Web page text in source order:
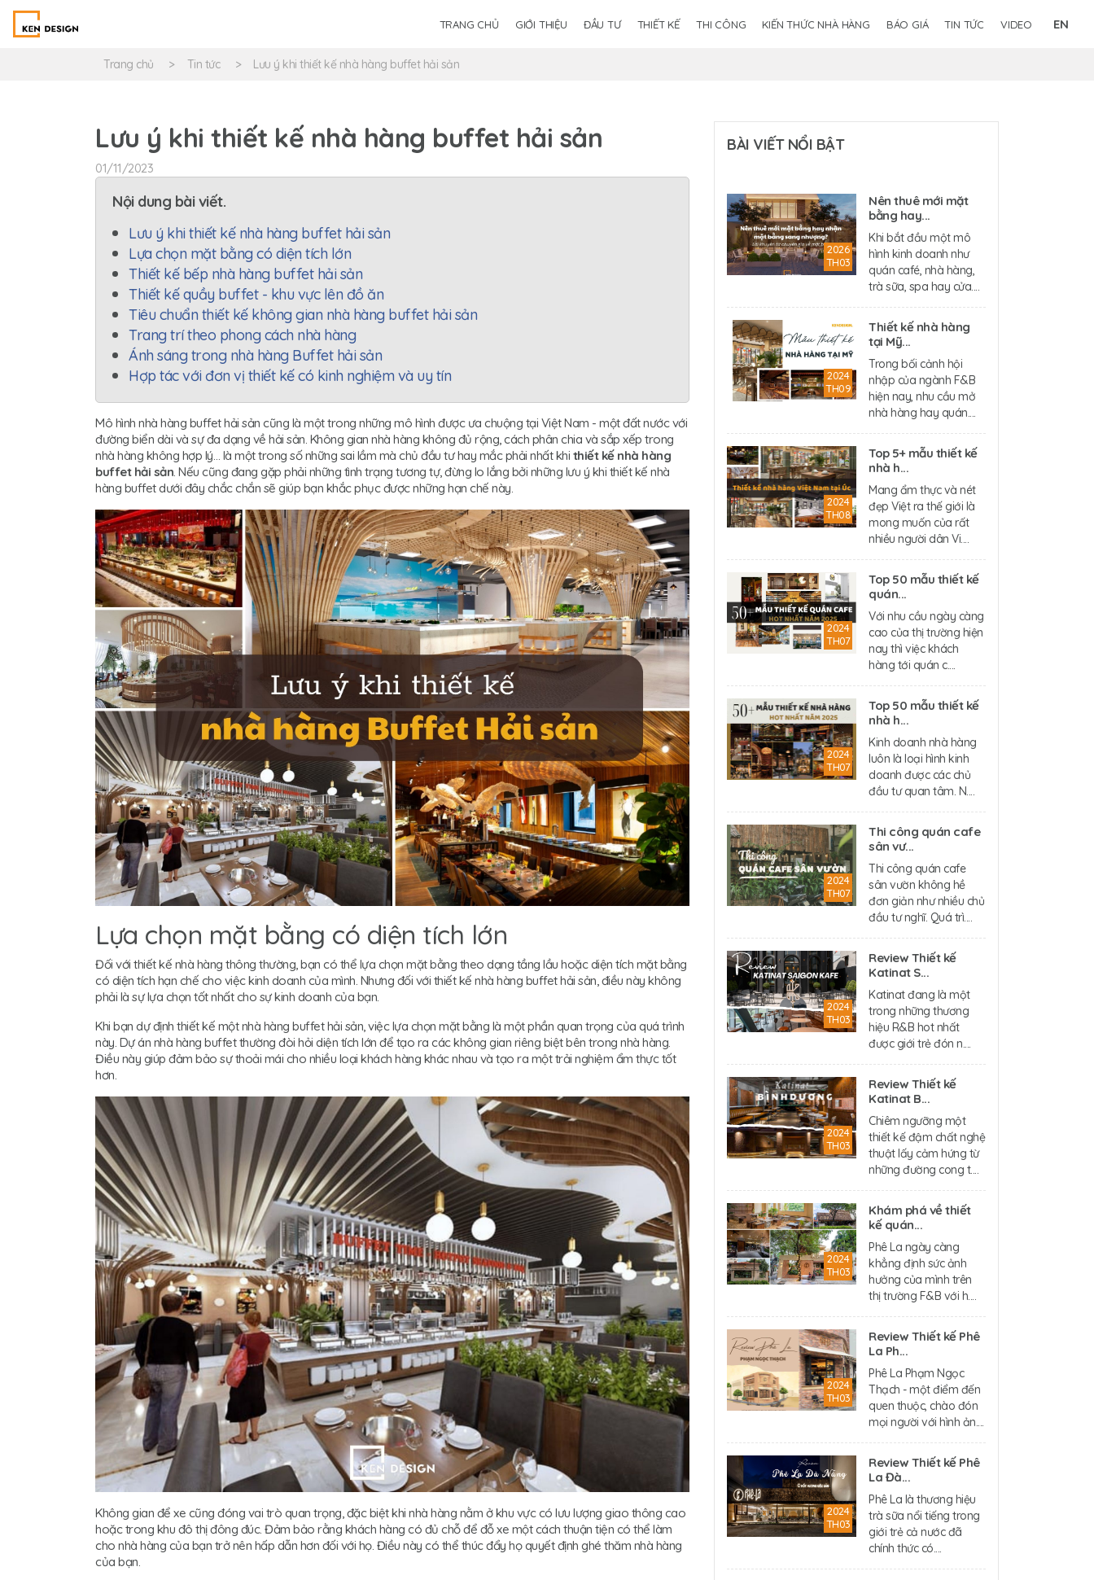
TRANG CHỦ GIỚI THIỆU ĐẦU TƯ THIẾT KẾ THI CÔNG KIẾN THỨC NHÀ HÀNG BÁO GIÁ TIN TỨC VIDEO EN
Trang chủ Tin tức Lưu ý khi thiết kế nhà hàng buffet hải sản
Lưu ý khi thiết kế nhà hàng buffet hải sản
01/11/2023
Nội dung bài viết.
Lưu ý khi thiết kế nhà hàng buffet hải sản
Lựa chọn mặt bằng có diện tích lớn
Thiết kế bếp nhà hàng buffet hải sản
Thiết kế quầy buffet - khu vực lên đồ ăn
Tiêu chuẩn thiết kế không gian nhà hàng buffet hải sản
Trang trí theo phong cách nhà hàng
Ánh sáng trong nhà hàng Buffet hải sản
Hợp tác với đơn vị thiết kế có kinh nghiệm và uy tín
Mô hình nhà hàng buffet hải sản cũng là một trong những mô hình được ưa chuộng tại Việt Nam - một đất nước với
đường biển dài và sự đa dạng về hải sản. Không gian nhà hàng không đủ rộng, cách phân chia và sắp xếp trong
nhà hàng không hợp lý… là một trong số những sai lầm mà chủ đầu tư hay mắc phải nhất khi thiết kế nhà hàng
buffet hải sản. Nếu cũng đang gặp phải những tình trạng tương tự, đừng lo lắng bởi những lưu ý khi thiết kế nhà
hàng buffet dưới đây chắc chắn sẽ giúp bạn khắc phục được những hạn chế này.
Lựa chọn mặt bằng có diện tích lớn
Đối với thiết kế nhà hàng thông thường, bạn có thể lựa chọn mặt bằng theo dạng tầng lầu hoặc diện tích mặt bằng
có diện tích hạn chế cho việc kinh doanh của mình. Nhưng đối với thiết kế nhà hàng buffet hải sản, điều này không
phải là sự lựa chọn tốt nhất cho sự kinh doanh của bạn.
Khi bạn dự định thiết kế một nhà hàng buffet hải sản, việc lựa chọn mặt bằng là một phần quan trọng của quá trình
này. Dự án nhà hàng buffet thường đòi hỏi diện tích lớn để tạo ra các không gian riêng biệt bên trong nhà hàng.
Điều này giúp đảm bảo sự thoải mái cho nhiều loại khách hàng khác nhau và tạo ra một trải nghiệm ẩm thực tốt
hơn.
Không gian để xe cũng đóng vai trò quan trọng, đặc biệt khi nhà hàng nằm ở khu vực có lưu lượng giao thông cao
hoặc trong khu đô thị đông đúc. Đảm bảo rằng khách hàng có đủ chỗ để đỗ xe một cách thuận tiện có thể làm
cho nhà hàng của bạn trở nên hấp dẫn hơn đối với họ. Điều này có thể thúc đẩy họ quyết định ghé thăm nhà hàng
của bạn.
BÀI VIẾT NỔI BẬT
2026
TH03
Nên thuê mới mặt
bằng hay...
Khi bắt đầu một mô
hình kinh doanh như
quán café, nhà hàng,
trà sữa, spa hay cửa....
2024
TH09
Thiết kế nhà hàng
tại Mỹ...
Trong bối cảnh hội
nhập của ngành F&B
hiện nay, nhu cầu mở
nhà hàng hay quán....
2024
TH08
Top 5+ mẫu thiết kế
nhà h...
Mang ẩm thực và nét
đẹp Việt ra thế giới là
mong muốn của rất
nhiều người dân Vi....
2024
TH07
Top 50 mẫu thiết kế
quán...
Với nhu cầu ngày càng
cao của thị trường hiện
nay thì việc khách
hàng tới quán c....
2024
TH07
Top 50 mẫu thiết kế
nhà h...
Kinh doanh nhà hàng
luôn là loại hình kinh
doanh được các chủ
đầu tư quan tâm. N....
2024
TH07
Thi công quán cafe
sân vư...
Thi công quán cafe
sân vườn không hề
đơn giản như nhiều chủ
đầu tư nghĩ. Quá trì....
2024
TH03
Review Thiết kế
Katinat S...
Katinat đang là một
trong những thương
hiệu R&B hot nhất
được giới trẻ đón n....
2024
TH03
Review Thiết kế
Katinat B...
Chiêm ngưỡng một
thiết kế đậm chất nghệ
thuật lấy cảm hứng từ
những đường cong t....
2024
TH03
Khám phá về thiết
kế quán...
Phê La ngày càng
khẳng định sức ảnh
hưởng của mình trên
thị trường F&B với h....
2024
TH03
Review Thiết kế Phê
La Ph...
Phê La Phạm Ngọc
Thạch - một điểm đến
quen thuộc, chào đón
mọi người với hình ản....
2024
TH03
Review Thiết kế Phê
La Đà...
Phê La là thương hiệu
trà sữa nổi tiếng trong
giới trẻ cả nước đã
chính thức có....